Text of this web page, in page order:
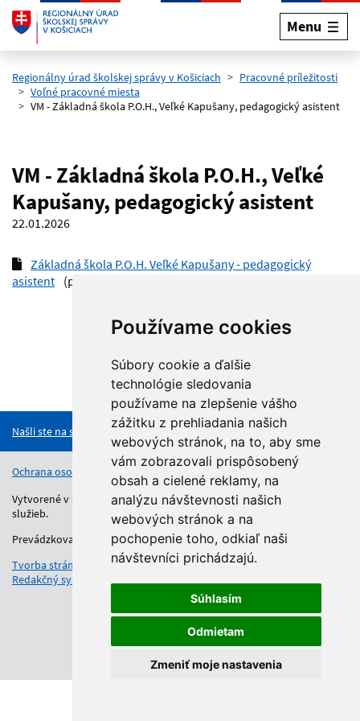
Používame cookies
Súbory cookie a ďalšie
technológie sledovania
používame na zlepšenie vášho
zážitku z prehliadania našich
webových stránok, na to, aby sme
vám zobrazovali prispôsobený
obsah a cielené reklamy, na
analýzu návštevnosti našich
webových stránok a na
pochopenie toho, odkiaľ naši
návštevníci prichádzajú.
Súhlasím
Odmietam
Zmeniť moje nastavenia
Preskočiť na hlavný obsah
Menu
Regionálny úrad školskej správy v Košiciach
Pracovné príležitosti
Voľné pracovné miesta
VM - Základná škola P.O.H., Veľké Kapušany, pedagogický asistent
VM - Základná škola P.O.H., Veľké
Kapušany, pedagogický asistent
22.01.2026
Základná škola P.O.H. Veľké Kapušany - pedagogický
asistent (pdf, 221.6 kB)
Našli ste na stránke chybu?
Ochrana osobných údajov Vyhlásenie o prístupnosti Kontakt
Vytvorené v súlade s Jednotným dizajn manuálom elektronických
služieb.
Prevádzkovateľom služby je Regionálny úrad školskej správy.
Tvorba stránok
: Aglo Solutions
Redakčný systém